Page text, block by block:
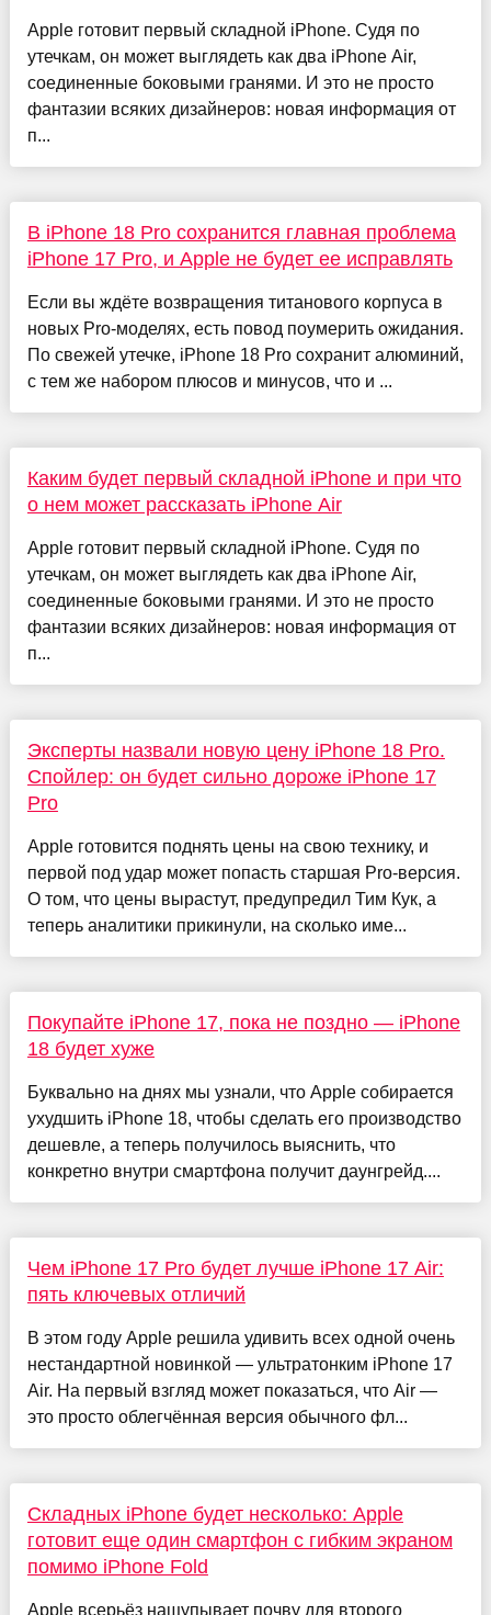
Apple готовит первый складной iPhone. Судя по
утечкам, он может выглядеть как два iPhone Air,
соединенные боковыми гранями. И это не просто
фантазии всяких дизайнеров: новая информация от
п...
В iPhone 18 Pro сохранится главная проблема
iPhone 17 Pro, и Apple не будет ее исправлять
Если вы ждёте возвращения титанового корпуса в
новых Pro-моделях, есть повод поумерить ожидания.
По свежей утечке, iPhone 18 Pro сохранит алюминий,
с тем же набором плюсов и минусов, что и ...
Каким будет первый складной iPhone и при что
о нем может рассказать iPhone Air
Apple готовит первый складной iPhone. Судя по
утечкам, он может выглядеть как два iPhone Air,
соединенные боковыми гранями. И это не просто
фантазии всяких дизайнеров: новая информация от
п...
Эксперты назвали новую цену iPhone 18 Pro.
Спойлер: он будет сильно дороже iPhone 17
Pro
Apple готовится поднять цены на свою технику, и
первой под удар может попасть старшая Pro-версия.
О том, что цены вырастут, предупредил Тим Кук, а
теперь аналитики прикинули, на сколько име...
Покупайте iPhone 17, пока не поздно — iPhone
18 будет хуже
Буквально на днях мы узнали, что Apple собирается
ухудшить iPhone 18, чтобы сделать его производство
дешевле, а теперь получилось выяснить, что
конкретно внутри смартфона получит даунгрейд....
Чем iPhone 17 Pro будет лучше iPhone 17 Air:
пять ключевых отличий
В этом году Apple решила удивить всех одной очень
нестандартной новинкой — ультратонким iPhone 17
Air. На первый взгляд может показаться, что Air —
это просто облегчённая версия обычного фл...
Складных iPhone будет несколько: Apple
готовит еще один смартфон с гибким экраном
помимо iPhone Fold
Apple всерьёз нащупывает почву для второго